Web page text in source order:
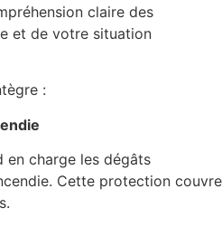
claire des
et de votre situation
:
en charge les dégâts
Cette protection couvre